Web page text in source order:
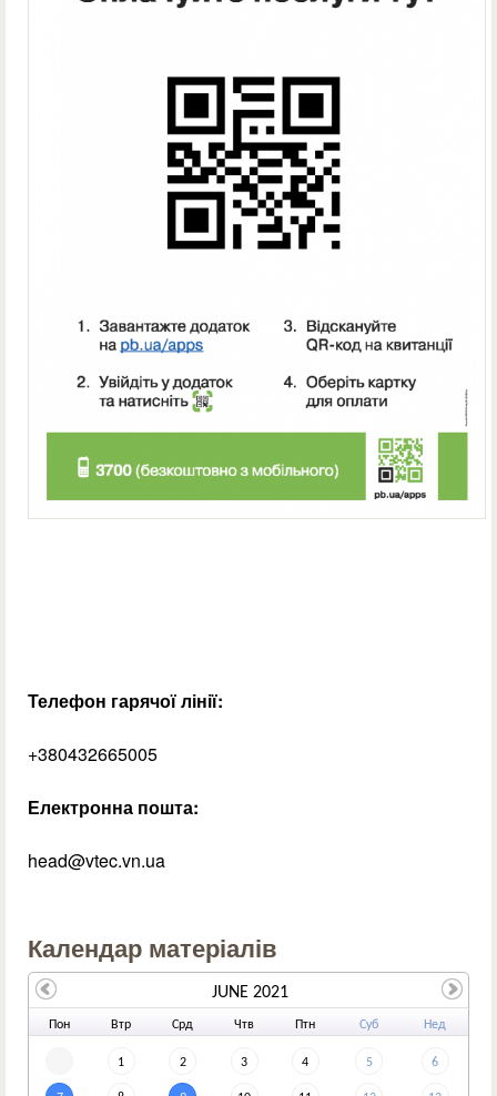
Телефон гарячої лінії:
+380432665005
Електронна пошта:
head@vtec.vn.ua
Календар матеріалів
Пон Втр Срд Чтв Птн Суб Нед
1 2 3 4 5 6
JUNE 2021